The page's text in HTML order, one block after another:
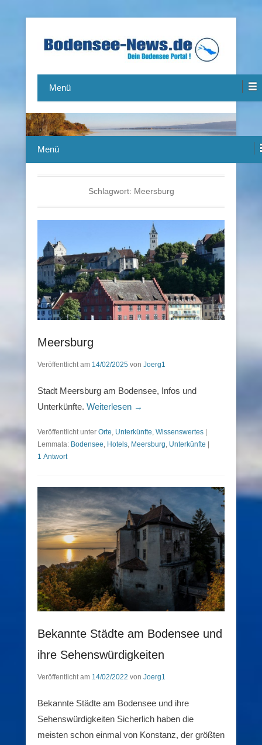
Bodensee-News.de
Menü
Menü
Schlagwort: Meersburg
Meersburg
Veröffentlicht am 14/02/2025 von Joerg1
Stadt Meersburg am Bodensee, Infos und
Unterkünfte. Weiterlesen →
Veröffentlicht unter Orte Unterkünfte Wissenswertes |
Lemmata: Bodensee Hotels Meersburg Unterkünfte |
1 Antwort
Bekannte Städte am Bodensee und
ihre Sehenswürdigkeiten
Veröffentlicht am 14/02/2022 von Joerg1
Bekannte Städte am Bodensee und ihre
Sehenswürdigkeiten Sicherlich haben die
meisten schon einmal von Konstanz, der größten